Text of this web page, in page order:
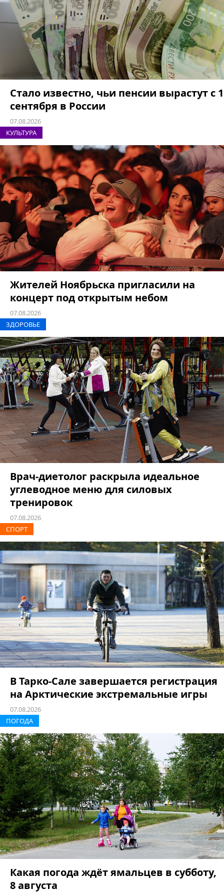
Стало известно, чьи пенсии вырастут с 1
сентября в России
07.08.2026
КУЛЬТУРА
Жителей Ноябрьска пригласили на
концерт под открытым небом
07.08.2026
ЗДОРОВЬЕ
Врач-диетолог раскрыла идеальное
углеводное меню для силовых
тренировок
07.08.2026
СПОРТ
В Тарко-Сале завершается регистрация
на Арктические экстремальные игры
07.08.2026
ПОГОДА
Какая погода ждёт ямальцев в субботу,
8 августа